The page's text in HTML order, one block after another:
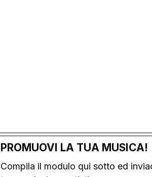
PROMUOVI LA TUA MUSICA!
Compila il modulo qui sotto ed